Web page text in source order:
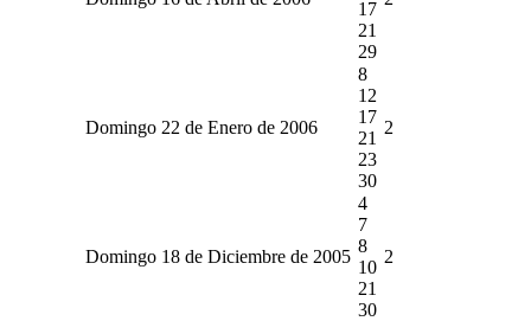
17
21
29
Domingo 22 de Enero de 2006
8
12
17
21
23
30
2
Domingo 18 de Diciembre de 2005
4
7
8
10
21
30
2